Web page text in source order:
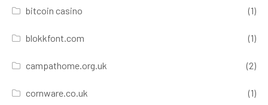
bitcoin casino (1)
blokkfont.com (1)
campathome.org.uk (2)
cornware.co.uk (1)